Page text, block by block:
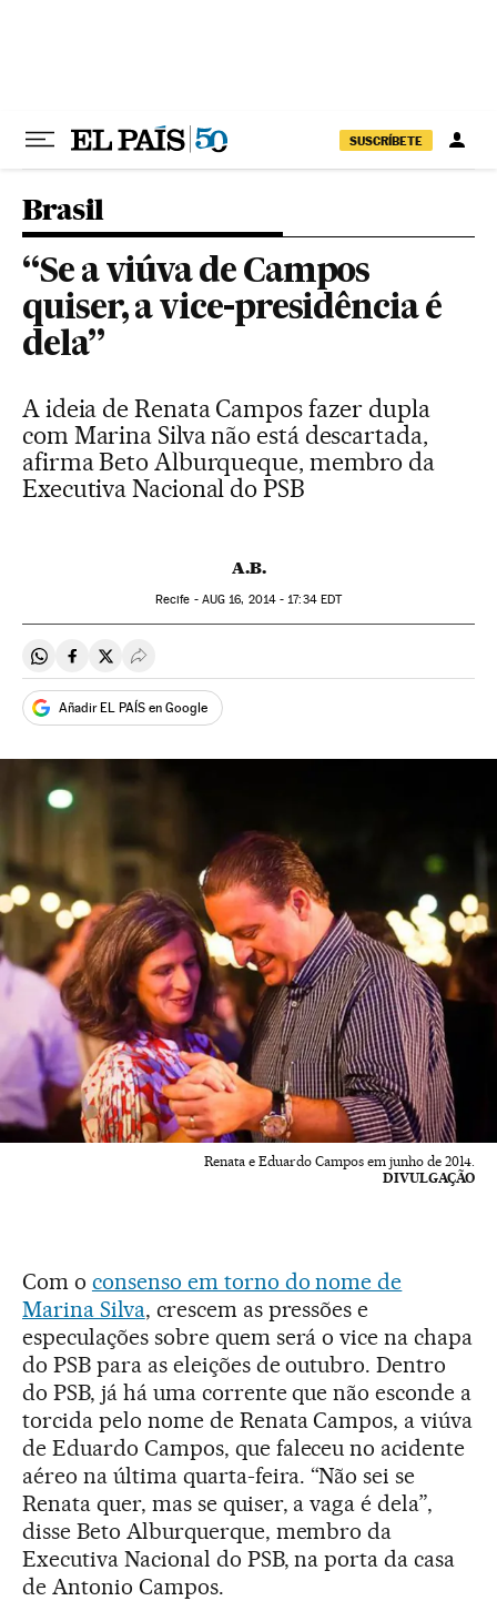
SUSCRÍBETE
Brasil
“Se a viúva de Campos
quiser, a vice-presidência é
dela”
A ideia de Renata Campos fazer dupla
com Marina Silva não está descartada,
afirma Beto Alburqueque, membro da
Executiva Nacional do PSB
A.B.
Recife - AUG 16, 2014 - 17:34EDT
Compartir en Whatsapp
Compartir en Facebook
Compartir en Twitter
Desplegar Redes Sociales
Añadir EL PAÍS en Google
Renata e Eduardo Campos em junho de 2014.
DIVULGAÇÃO
Com o consenso em torno do nome de
Marina Silva, crescem as pressões e
especulações sobre quem será o vice na chapa
do PSB para as eleições de outubro. Dentro
do PSB, já há uma corrente que não esconde a
torcida pelo nome de Renata Campos, a viúva
de Eduardo Campos, que faleceu no acidente
aéreo na última quarta-feira. “Não sei se
Renata quer, mas se quiser, a vaga é dela”,
disse Beto Alburquerque, membro da
Executiva Nacional do PSB, na porta da casa
de Antonio Campos.